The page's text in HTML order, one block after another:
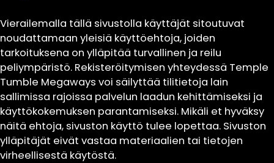
Vierailemalla tällä sivustolla käyttäjät sitoutuvat
noudattamaan yleisiä käyttöehtoja, joiden
tarkoituksena on ylläpitää turvallinen ja reilu
peliympäristö. Rekisteröitymisen yhteydessä Temple
Tumble Megaways voi säilyttää tilitietoja lain
sallimissa rajoissa palvelun laadun kehittämiseksi ja
käyttökokemuksen parantamiseksi. Mikäli et hyväksy
näitä ehtoja, sivuston käyttö tulee lopettaa. Sivuston
ylläpitäjät eivät vastaa materiaalien tai tietojen
virheellisestä käytöstä.